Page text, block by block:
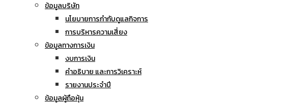
ข้อมูลบริษัท
นโยบายการกำกับดูแลกิจการ
การบริหารความเสี่ยง
ข้อมูลทางการเงิน
งบการเงิน
คำอธิบาย และการวิเคราะห์
รายงานประจำปี
ข้อมูลผู้ถือหุ้น